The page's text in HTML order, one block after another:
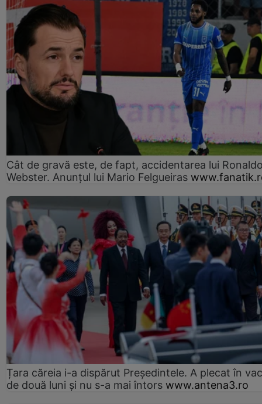
Cât de gravă este, de fapt, accidentarea lui
Webster. Anunțul lui Mario Felgueiras
Țara căreia i-a dispărut Președintele. A plecat în
de două luni și nu s-a mai întors www.antena3.ro